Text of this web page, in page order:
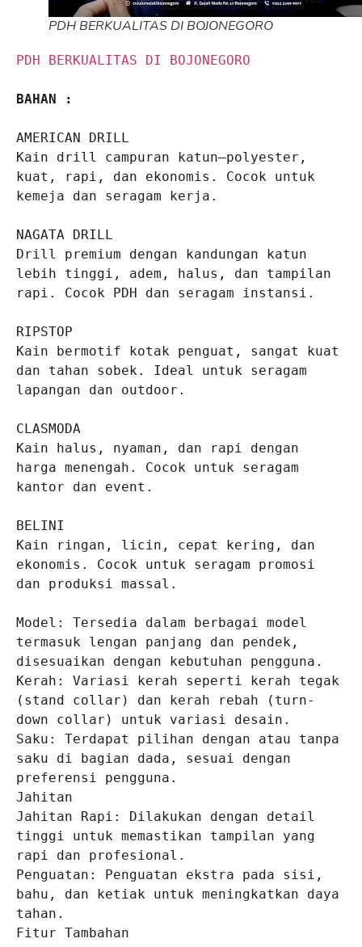
PDH BERKUALITAS DI BOJONEGORO
PDH BERKUALITAS DI BOJONEGORO
BAHAN :
AMERICAN DRILL
Kain drill campuran katun–polyester,
kuat, rapi, dan ekonomis. Cocok untuk
kemeja dan seragam kerja.
NAGATA DRILL
Drill premium dengan kandungan katun
lebih tinggi, adem, halus, dan tampilan
rapi. Cocok PDH dan seragam instansi.
RIPSTOP
Kain bermotif kotak penguat, sangat kuat
dan tahan sobek. Ideal untuk seragam
lapangan dan outdoor.
CLASMODA
Kain halus, nyaman, dan rapi dengan
harga menengah. Cocok untuk seragam
kantor dan event.
BELINI
Kain ringan, licin, cepat kering, dan
ekonomis. Cocok untuk seragam promosi
dan produksi massal.
Model: Tersedia dalam berbagai model
termasuk lengan panjang dan pendek,
disesuaikan dengan kebutuhan pengguna.
Kerah: Variasi kerah seperti kerah tegak
(stand collar) dan kerah rebah (turn-
down collar) untuk variasi desain.
Saku: Terdapat pilihan dengan atau tanpa
saku di bagian dada, sesuai dengan
preferensi pengguna.
Jahitan
Jahitan Rapi: Dilakukan dengan detail
tinggi untuk memastikan tampilan yang
rapi dan profesional.
Penguatan: Penguatan ekstra pada sisi,
bahu, dan ketiak untuk meningkatkan daya
tahan.
Fitur Tambahan